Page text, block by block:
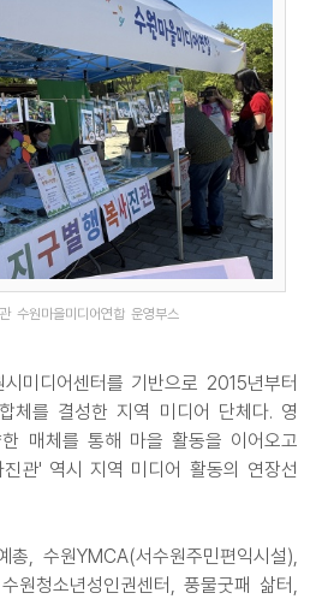
수원마을미디어연합 운영부스
미디어센터를 기반으로 2015년부터
체를 결성한 지역 미디어 단체다. 영
매체를 통해 마을 활동을 이어오고
관' 역시 지역 미디어 활동의 연장선
총, 수원YMCA(서수원주민편익시설),
원청소년성인권센터, 풍물굿패 삶터,